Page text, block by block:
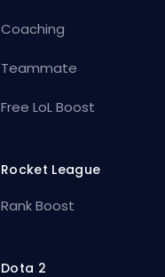
Coaching
Teammate
Free LoL Boost
Rocket League
Rank Boost
Dota 2